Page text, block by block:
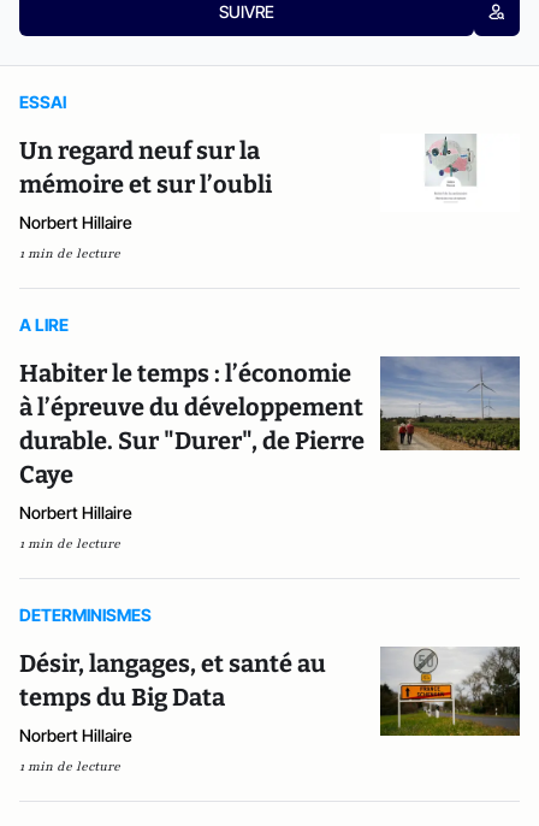
SUIVRE
ESSAI
Un regard neuf sur la
mémoire et sur l’oubli
Norbert Hillaire
1 min de lecture
A LIRE
Habiter le temps : l’économie
à l’épreuve du développement
durable. Sur "Durer", de Pierre
Caye
Norbert Hillaire
1 min de lecture
DETERMINISMES
Désir, langages, et santé au
temps du Big Data
Norbert Hillaire
1 min de lecture